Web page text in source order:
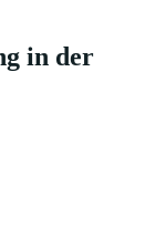
in der